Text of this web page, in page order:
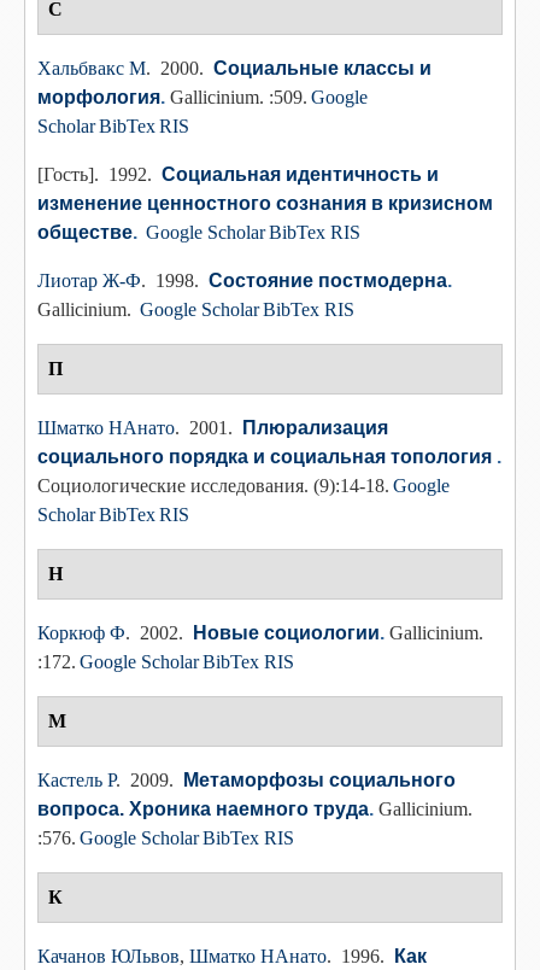
С
Хальбвакс М. 2000. Социальные классы и
морфология. Gallicinium. :509. Google
ScholarBibTexRIS
[Гость]. 1992. Социальная идентичность и
изменение ценностного сознания в кризисном
обществе. Google ScholarBibTex RIS
Лиотар Ж-Ф. 1998. Состояние постмодерна.
Gallicinium. Google ScholarBibTex RIS
П
Шматко НАнато. 2001.
Плюрализация
социального порядка и социальная топология .
Социологические исследования. (9):14-18. Google
ScholarBibTexRIS
Н
Коркюф Ф. 2002. Новые социологии. Gallicinium.
:172. Google ScholarBibTex RIS
М
Кастель Р. 2009.
Метаморфозы социального
вопроса. Хроника наемного труда. Gallicinium.
:576. Google ScholarBibTex RIS
К
Качанов ЮЛьвов, Шматко НАнато. 1996.
Как